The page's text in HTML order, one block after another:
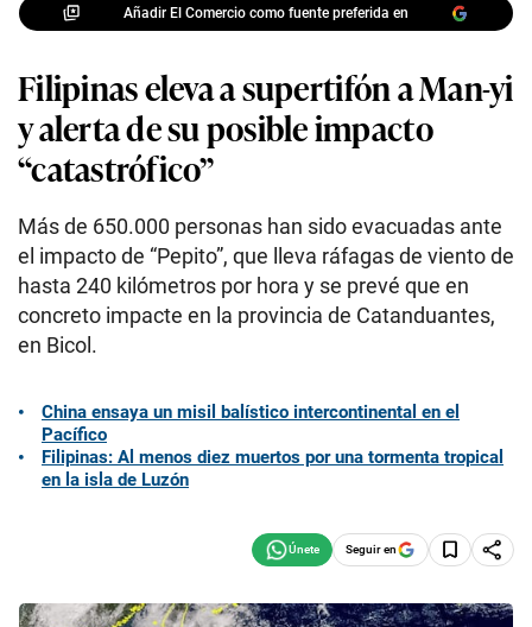
Añadir El Comercio como fuente preferida en
Filipinas eleva a supertifón a Man-yi
y alerta de su posible impacto
“catastrófico”
Más de 650.000 personas han sido evacuadas ante
el impacto de “Pepito”, que lleva ráfagas de viento de
hasta 240 kilómetros por hora y se prevé que en
concreto impacte en la provincia de Catanduantes,
en Bicol.
China ensaya un misil balístico intercontinental en el
Pacífico
Filipinas: Al menos diez muertos por una tormenta tropical
en la isla de Luzón
Seguir en